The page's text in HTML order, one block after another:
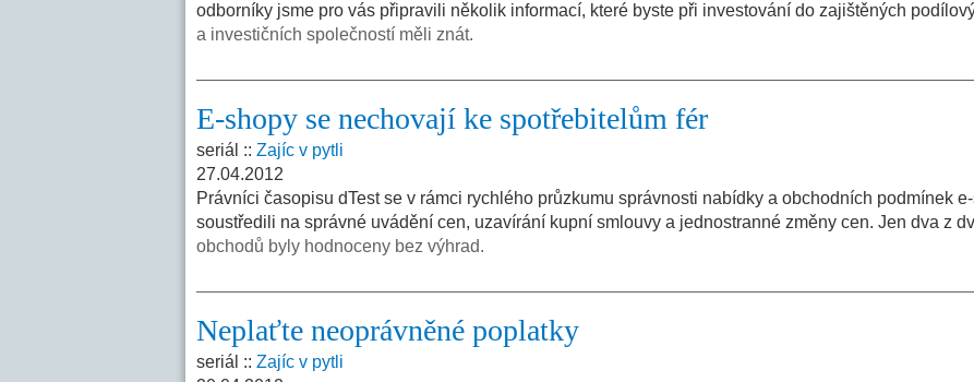
odborníky jsme pro vás připravili několik informací, které byste při investování do zajištěných
a investičních společností měli znát.
E-shopy se nechovají ke spotřebitelům fér
seriál :: Zajíc v pytli
27.04.2012
Právníci časopisu dTest se v rámci rychlého průzkumu správnosti nabídky a obchodních podmínek
soustředili na správné uvádění cen, uzavírání kupní smlouvy a jednostranné změny cen. Jen dva z
obchodů byly hodnoceny bez výhrad.
Neplaťte neoprávněné poplatky
seriál :: Zajíc v pytli